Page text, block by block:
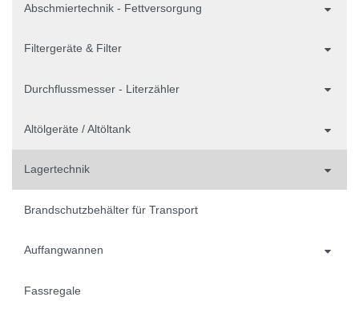
Abschmiertechnik - Fettversorgung
Filtergeräte & Filter
Durchflussmesser - Literzähler
Altölgeräte / Altöltank
Lagertechnik
Brandschutzbehälter für Transport
Auffangwannen
Fassregale